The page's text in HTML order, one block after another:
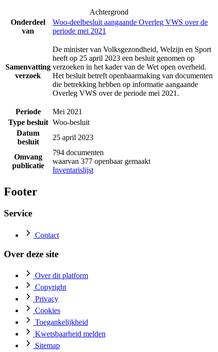
Achtergrond
Onderdeel
van
Woo-deelbesluit aangaande Overleg VWS over de
periode mei 2021
Samenvatting
verzoek
De minister van Volksgezondheid, Welzijn en Sport
heeft op 25 april 2023 een besluit genomen op
verzoeken in het kader van de Wet open overheid.
Het besluit betreft openbaarmaking van documenten
die betrekking hebben op informatie aangaande
Overleg VWS over de periode mei 2021.
Periode
Mei 2021
Type besluit Woo-besluit
Datum
besluit
25 april 2023
Omvang
publicatie
794 documenten
waarvan 377 openbaar gemaakt
Inventarislijst
Footer
Service
Contact
Over deze site
Over dit platform
Copyright
Privacy
Cookies
Toegankelijkheid
Kwetsbaarheid melden
Sitemap